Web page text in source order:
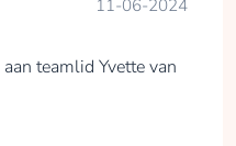
11-06-2024
aan teamlid Yvette van